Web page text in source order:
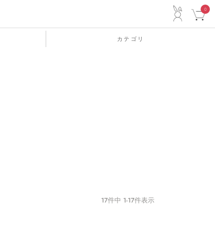
0
カテゴリ
17件中 1-17件表示